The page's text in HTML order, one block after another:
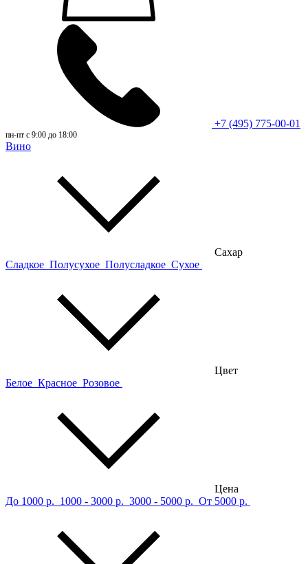
+7 (495) 775-00-01
пн-пт с 9:00 до 18:00
Вино
Сахар
Сладкое Полусухое Полусладкое Сухое
Цвет
Белое Красное Розовое
Цена
До 1000 р. 1000 - 3000 р. 3000 - 5000 р. От 5000 р.